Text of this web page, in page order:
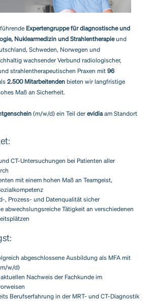
Expertengruppe für diagnostische und
Nuklearmedizin und Strahlentherapieund
Schweden, Norwegen und
wachsender Verbund radiologischer,
strahlentherapeutischen Praxen mit 96
2.500 Mitarbeitenden bieten wir langfristige
Maß an Sicherheit.
(m/w/d) ein Teil derevidiaam Standort
CT-Untersuchungen bei Patienten aller
mit einem hohen Maß an Teamgeist,
, Prozess- und Datenqualität sicher
abwechslungsreiche Tätigkeit an verschiedenen
abgeschlossene Ausbildung als MFA mit
w/d)
Nachweis der Fachkunde im
Berufserfahrung in der MRT- und CT-Diagnostik